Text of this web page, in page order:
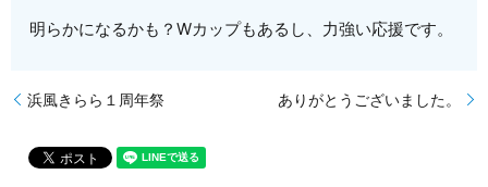
明らかになるかも？Wカップもあるし、力強い応援です。
浜風きらら１周年祭 ありがとうございました。